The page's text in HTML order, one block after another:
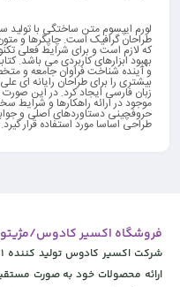
لورم ایپسوم متن ساختگی با تولید
طراحان گرافیک است. چاپگرها و
که لازم است و برای شرایط فعلی
بهبود ابزارهای کاربردی می باشد.
و آینده شناخت فراوان جامعه و
بیشتری را برای طراحان رایانه
زبان فارسی ایجاد کرد. در این
موجود در ارائه راهکارها و شرایط
حروفچینی دستاوردهای اصلی و
طراحی اساسا مورد استفاده قرار گیرد.
فروشگاه اکسیر کادوس/مژیتو
ارائه محصولات خود به صورت مستقیم